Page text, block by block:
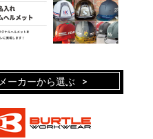
メーカーから選ぶ